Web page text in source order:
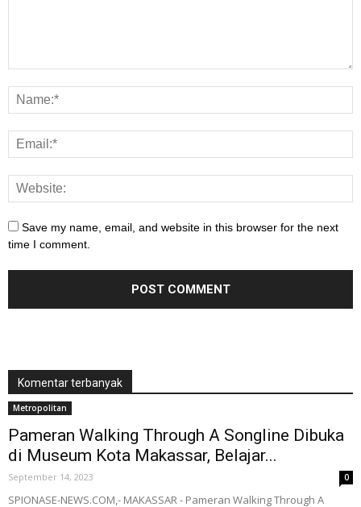
Save my name, email, and website in this browser for the next
time I comment.
Komentar terbanyak
Metropolitan
Pameran Walking Through A Songline Dibuka
di Museum Kota Makassar, Belajar...
September 14, 2023 0
SPIONASE-NEWS.COM,- MAKASSAR - Pameran Walking Through A